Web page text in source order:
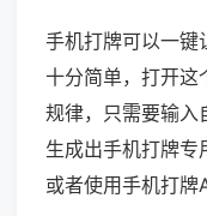
手机打牌可以一键
十分简单，打开这
规律，只需要输入
生成出手机打牌专
或者使用手机打牌